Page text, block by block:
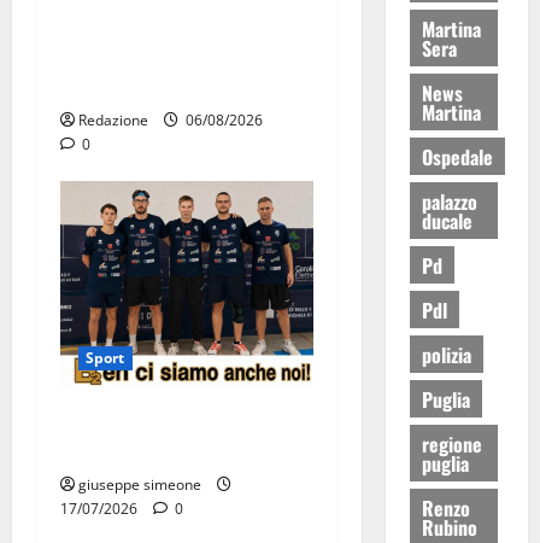
Redazione
06/08/2026
0
Sport
giuseppe simeone
17/07/2026
0
Martina
Sera
News
Martina
Ospedale
palazzo
ducale
Pd
Pdl
polizia
Puglia
regione
puglia
Renzo
Rubino